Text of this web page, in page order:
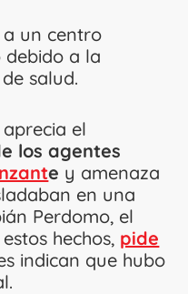
un centro
debido a la
salud.
el
los agentes
e y amenaza
en una
Perdomo, el
hechos, pide
indican que hubo